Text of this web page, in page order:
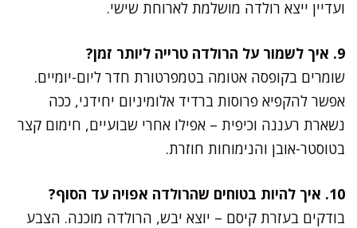
ועדיין ייצא רולדה מושלמת לארוחת שישי.
9. איך לשמור על הרולדה טרייה ליותר זמן?
שומרים בקופסה אטומה בטמפרטורת חדר ליום-יומיים.
אפשר להקפיא פרוסות ברדיד אלומיניום יחידני, ככה
נשארת רעננה וכיפית – אפילו אחרי שבועיים, חימום קצר
בטוסטר-אובן והנימוחות חוזרת.
10. איך להיות בטוחים שהרולדה אפויה עד הסוף?
בודקים בעזרת קיסם – יוצא יבש, הרולדה מוכנה. הצבע